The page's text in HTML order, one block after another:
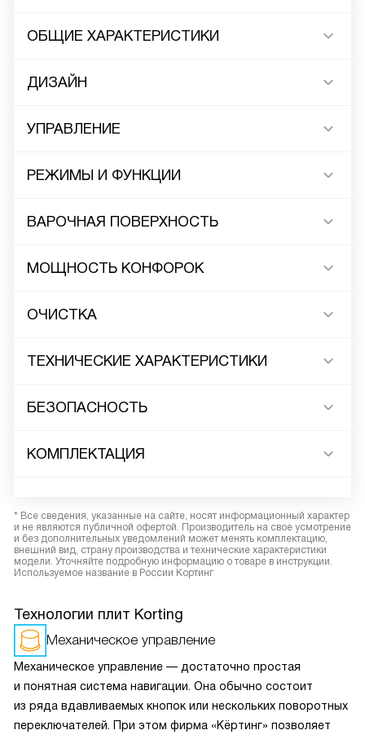
ОБЩИЕ ХАРАКТЕРИСТИКИ
ДИЗАЙН
УПРАВЛЕНИЕ
РЕЖИМЫ И ФУНКЦИИ
ВАРОЧНАЯ ПОВЕРХНОСТЬ
МОЩНОСТЬ КОНФОРОК
ОЧИСТКА
ТЕХНИЧЕСКИЕ ХАРАКТЕРИСТИКИ
БЕЗОПАСНОСТЬ
КОМПЛЕКТАЦИЯ
* Все сведения, указанные на сайте, носят информационный характер
и не являются публичной офертой. Производитель на свое усмотрение
и без дополнительных уведомлений может менять комплектацию,
внешний вид, страну производства и технические характеристики
модели. Уточняйте подробную информацию о товаре в инструкции.
Используемое название в России Кортинг
Технологии плит Korting
Механическое управление
Механическое управление — достаточно простая
и понятная система навигации. Она обычно состоит
из ряда вдавливаемых кнопок или нескольких поворотных
переключателей. При этом фирма «Кёртинг» позволяет